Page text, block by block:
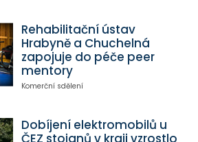
Rehabilitační ústav
Hrabyně a Chuchelná
zapojuje do péče peer
mentory
Komerční sdělení
Dobíjení elektromobilů u